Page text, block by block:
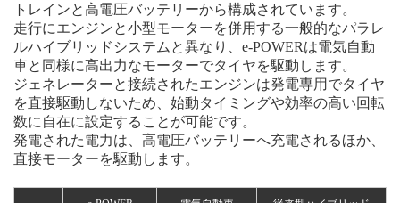
トレインと高電圧バッテリーから構成されています。
走行にエンジンと小型モーターを併用する一般的なパラレ
ルハイブリッドシステムと異なり、e-POWERは電気自動
車と同様に高出力なモーターでタイヤを駆動します。
ジェネレーターと接続されたエンジンは発電専用でタイヤ
を直接駆動しないため、始動タイミングや効率の高い回転
数に自在に設定することが可能です。
発電された電力は、高電圧バッテリーへ充電されるほか、
直接モーターを駆動します。